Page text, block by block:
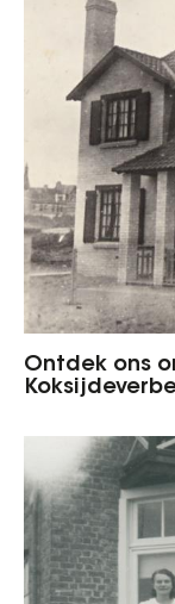
Ontdek ons